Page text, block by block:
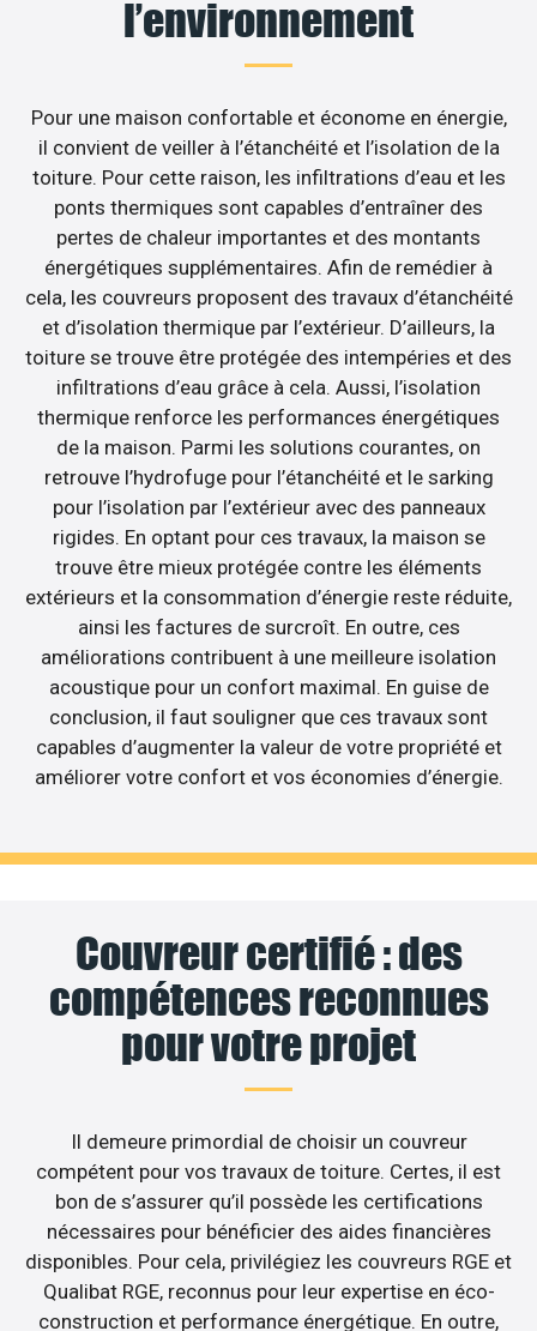
l’environnement
Pour une maison confortable et économe en énergie,
il convient de veiller à l’étanchéité et l’isolation de la
toiture. Pour cette raison, les infiltrations d’eau et les
ponts thermiques sont capables d’entraîner des
pertes de chaleur importantes et des montants
énergétiques supplémentaires. Afin de remédier à
cela, les couvreurs proposent des travaux d’étanchéité
et d’isolation thermique par l’extérieur. D’ailleurs, la
toiture se trouve être protégée des intempéries et des
infiltrations d’eau grâce à cela. Aussi, l’isolation
thermique renforce les performances énergétiques
de la maison. Parmi les solutions courantes, on
retrouve l’hydrofuge pour l’étanchéité et le sarking
pour l’isolation par l’extérieur avec des panneaux
rigides. En optant pour ces travaux, la maison se
trouve être mieux protégée contre les éléments
extérieurs et la consommation d’énergie reste réduite,
ainsi les factures de surcroît. En outre, ces
améliorations contribuent à une meilleure isolation
acoustique pour un confort maximal. En guise de
conclusion, il faut souligner que ces travaux sont
capables d’augmenter la valeur de votre propriété et
améliorer votre confort et vos économies d’énergie.
Couvreur certifié : des
compétences reconnues
pour votre projet
Il demeure primordial de choisir un couvreur
compétent pour vos travaux de toiture. Certes, il est
bon de s’assurer qu’il possède les certifications
nécessaires pour bénéficier des aides financières
disponibles. Pour cela, privilégiez les couvreurs RGE et
Qualibat RGE, reconnus pour leur expertise en éco-
construction et performance énergétique. En outre,